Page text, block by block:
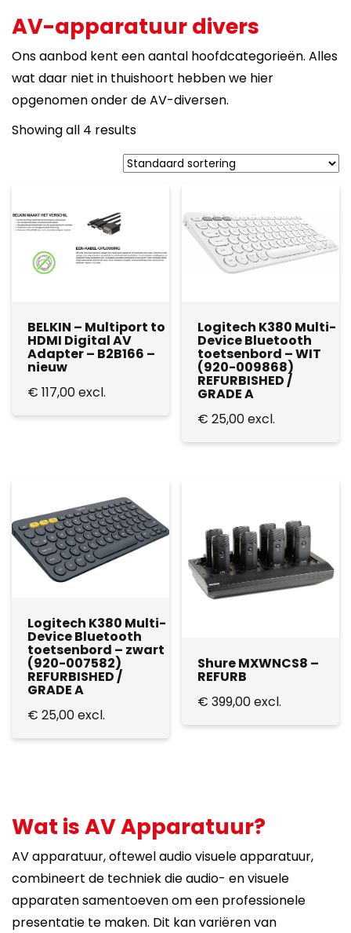
AV-apparatuur divers
Ons aanbod kent een aantal hoofdcategorieën. Alles
wat daar niet in thuishoort hebben we hier
opgenomen onder de AV-diversen.
Showing all 4 results
BELKIN – Multiport to
HDMI Digital AV
Adapter – B2B166 –
nieuw
€ 117,00excl.
Logitech K380 Multi-
Device Bluetooth
toetsenbord – WIT
(920-009868)
REFURBISHED /
GRADE A
€ 25,00excl.
Logitech K380 Multi-
Device Bluetooth
toetsenbord – zwart
(920-007582)
REFURBISHED /
GRADE A
€ 25,00excl.
Shure MXWNCS8 –
REFURB
€ 399,00excl.
Wat is AV Apparatuur?
AV apparatuur, oftewel audio visuele apparatuur,
combineert de techniek die audio- en visuele
apparaten samentoeven om een professionele
presentatie te maken. Dit kan variëren van